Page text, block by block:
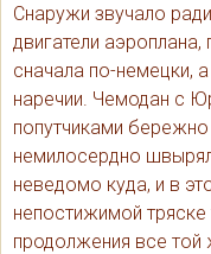
Снаружи звучало
двигатели аэроплана,
сначала по-немецки,
наречии. Чемодан с
попутчиками
немилосердно
неведомо куда, и в
непостижимой
продолжения все той